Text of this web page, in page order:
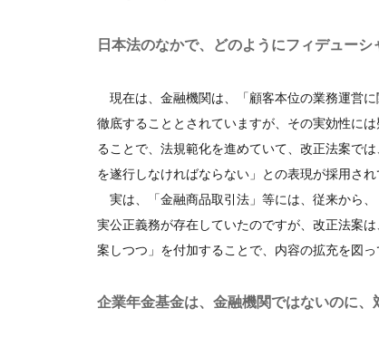
日本法のなかで、どのようにフィデュー
現在は、金融機関は、「顧客本位の業務運営
徹底することとされていますが、その実効性に
ることで、法規範化を進めていて、改正法案で
を遂行しなければならない」との表現が採用され
実は、「金融商品取引法」等には、従来から
実公正義務が存在していたのですが、改正法案
案しつつ」を付加することで、内容の拡充を図っ
企業年金基金は、金融機関ではないのに、